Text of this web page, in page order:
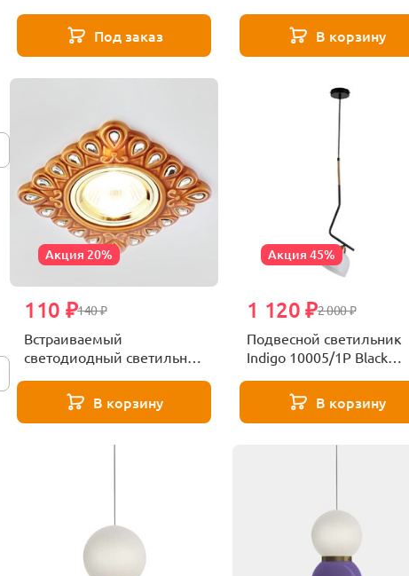
Под заказ
D5550 SB/CL-AВ корзину
Акция 20%
140 ₽
110 ₽
Встраиваемый
светодиодный светильник
D5550 SB/CLВ корзину
Акция 45%
2 000 ₽
1 120 ₽
Подвесной светильник
Indigo 10005/1P Black
В корзину